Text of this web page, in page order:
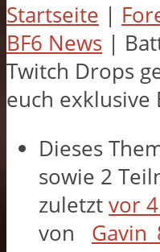
Startseite |
BF6 News |
Twitch Drops
euch exklusive
Dieses
sowie 2
zuletzt vor
von